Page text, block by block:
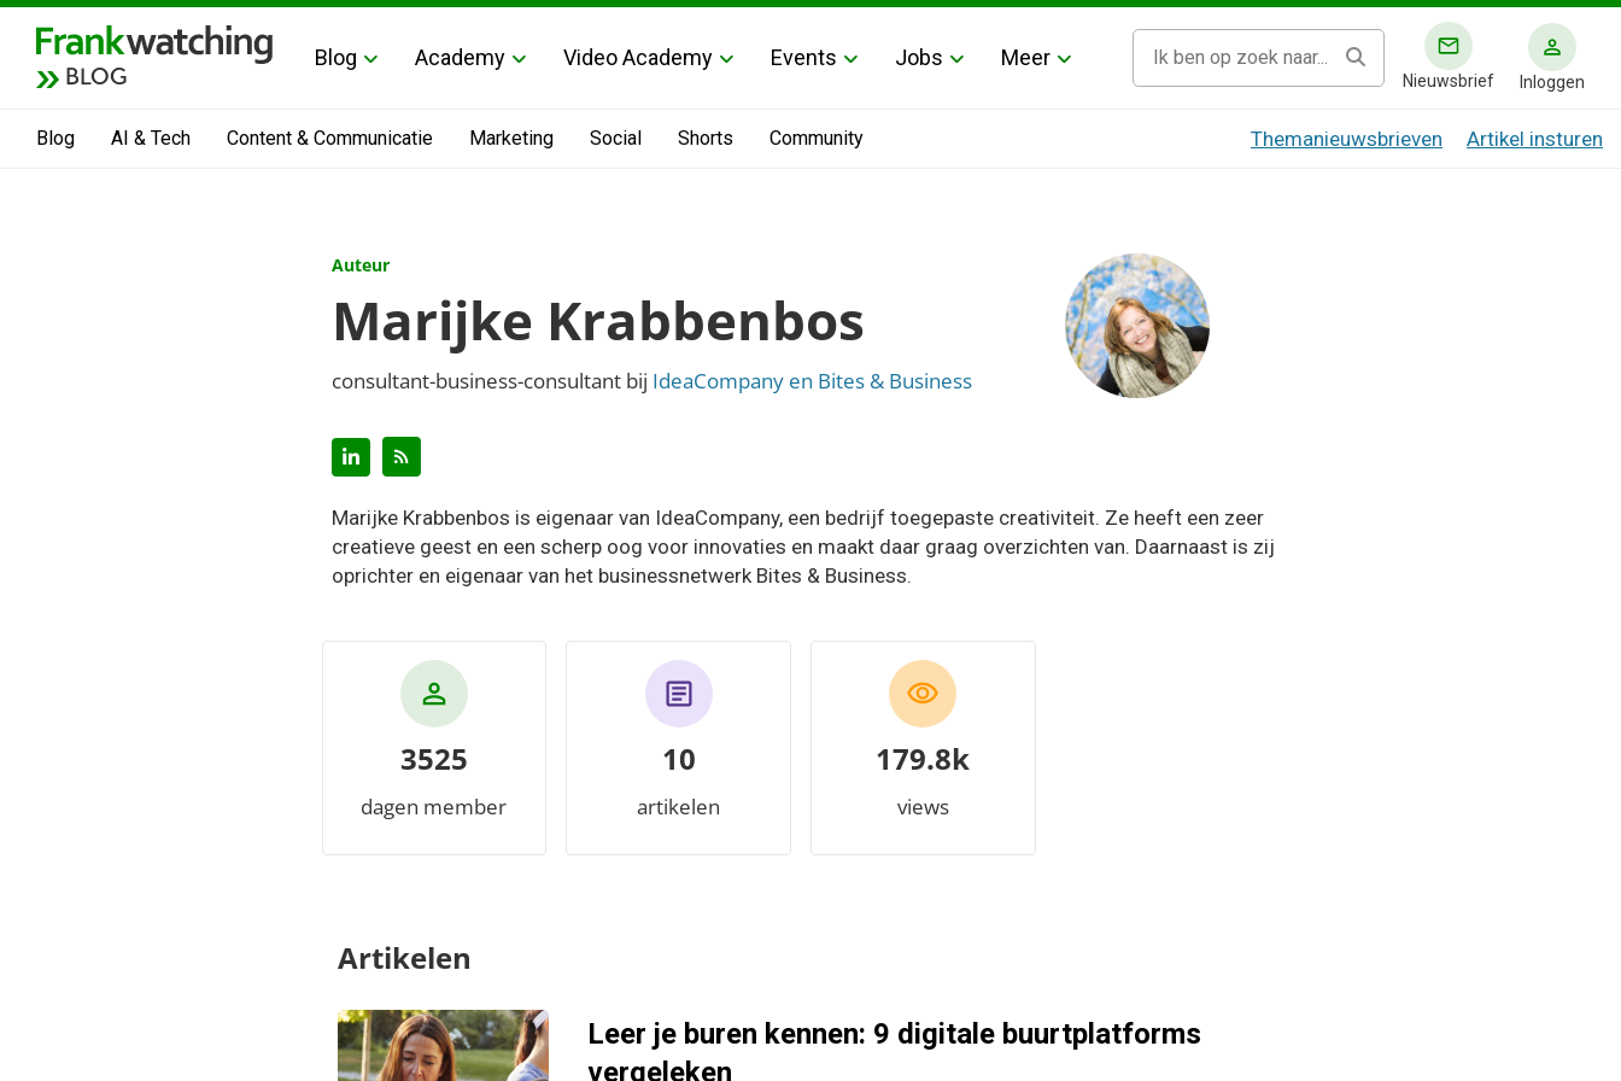
BLOG
Blog Academy Video Academy Events Jobs Meer
Nieuwsbrief Inloggen
Blog AI & Tech Content & Communicatie Marketing Social Shorts Community Themanieuwsbrieven Artikel insturen
Auteur
Marijke Krabbenbos
consultant-business-consultant bij IdeaCompany en Bites & Business
Marijke Krabbenbos is eigenaar van IdeaCompany, een bedrijf toegepaste creativiteit. Ze heeft een zeer
creatieve geest en een scherp oog voor innovaties en maakt daar graag overzichten van. Daarnaast is zij
oprichter en eigenaar van het businessnetwerk Bites & Business.
3525
dagen member
10
artikelen
204.8k
views
Artikelen
Leer je buren kennen: 9 digitale buurtplatforms
vergeleken